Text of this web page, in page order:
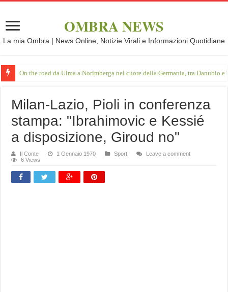
OMBRA NEWS
La mia Ombra | News Online, Notizie Virali e Informazioni Quotidiane
On the road da Ulma a Norimberga nel cuore della Germania, tra Danubio
Milan-Lazio, Pioli in conferenza
stampa: "Ibrahimovic e Kessié
a disposizione, Giroud no"
Il Conte 1 Gennaio 1970 Sport
Leave a comment
6 Views